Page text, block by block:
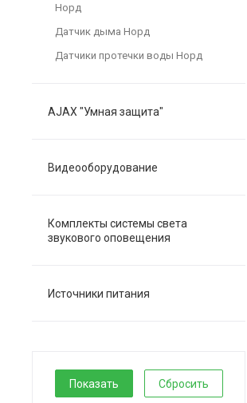
Норд
Датчик дыма Норд
Датчики протечки воды Норд
AJAX "Умная защита"
Видеооборудование
Комплекты системы света
звукового оповещения
Источники питания
Сбросить